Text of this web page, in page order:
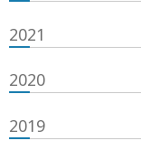
2021
2020
2019